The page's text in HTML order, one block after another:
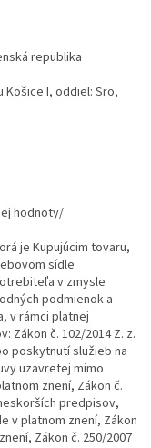
republika
I, oddiel: Sro,
hodnoty/
je Kupujúcim tovaru,
sídle
v zmysle
podmienok a
v rámci platnej
Zákon č. 102/2014 Z. z.
poskytnutí služieb na
uzavretej mimo
znení, Zákon č.
predpisov,
v platnom znení, Zákon
Zákon č. 250/2007